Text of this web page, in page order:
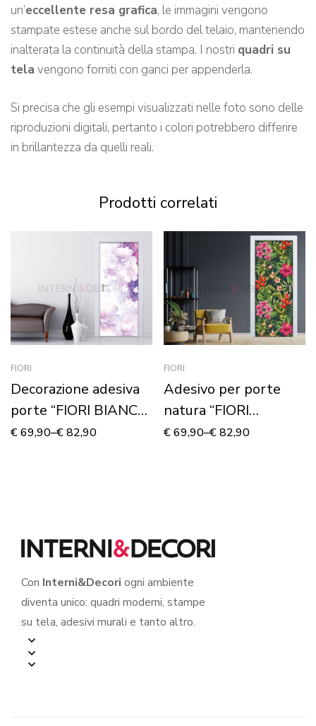
un’eccellente resa grafica, le immagini vengono
stampate estese anche sul bordo del telaio, mantenendo
inalterata la continuità della stampa. I nostri quadri su
tela vengono forniti con ganci per appenderla.
Si precisa che gli esempi visualizzati nelle foto sono delle
riproduzioni digitali, pertanto i colori potrebbero differire
in brillantezza da quelli reali.
Prodotti correlati
FIORI
Decorazione adesiva
porte “FIORI BIANCHI
SU SFONDO VIOLA”
€69,90–€82,90
FIORI
Adesivo per porte
natura “FIORI
TROPICALI”
€69,90–€82,90
Con Interni&Decori ogni ambiente
diventa unico: quadri moderni, stampe
su tela, adesivi murali e tanto altro.